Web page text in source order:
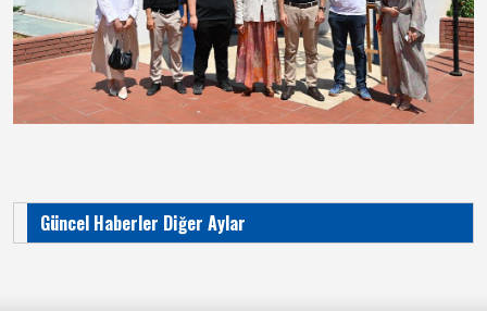
Güncel Haberler Diğer Aylar